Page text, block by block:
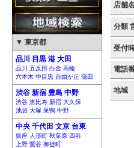
▼ 東京都
品川 目黒 港 大田
品川 五反田 白金 高輪
六本木 中目黒 自由が丘 蒲田
渋谷 新宿 豊島 中野
渋谷 恵比寿 新宿 大久保
池袋 大塚 巣鴨 中野
中央 千代田 文京 台東
銀座 人形町 秋葉原 四谷
上野 鶯谷 御徒町
店舗
分類
受付
電話
地域